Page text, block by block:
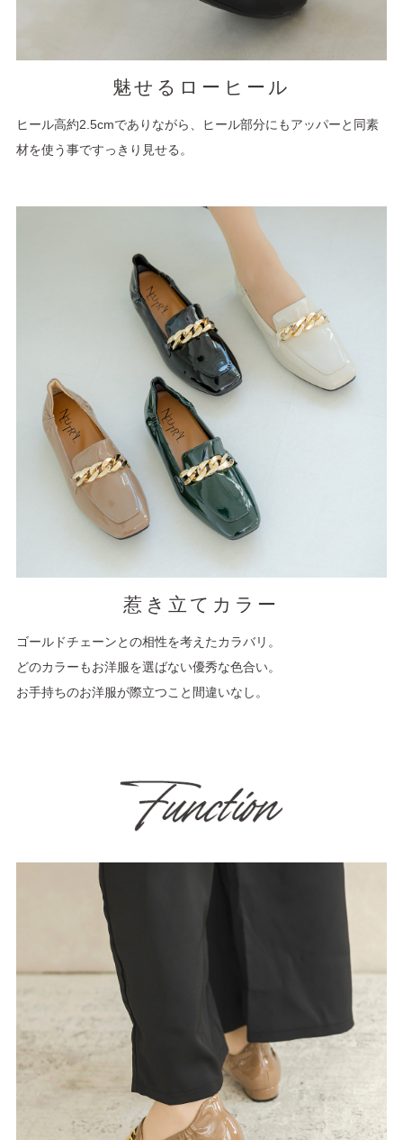
魅せるローヒール
ヒール高約2.5cmでありながら、ヒール部分にもアッパーと同素
材を使う事ですっきり見せる。
惹き立てカラー
ゴールドチェーンとの相性を考えたカラバリ。
どのカラーもお洋服を選ばない優秀な色合い。
お手持ちのお洋服が際立つこと間違いなし。